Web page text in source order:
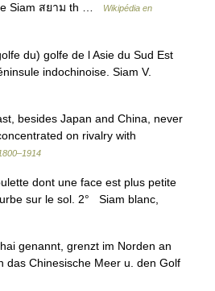
Siam สยาม th …
Wikipédia en
du) golfe de l Asie du Sud Est
indochinoise. Siam V.
besides Japan and China, never
on rivalry with
dont une face est plus petite
sur le sol. 2° Siam blanc,
genannt, grenzt im Norden an
das Chinesische Meer u. den Golf